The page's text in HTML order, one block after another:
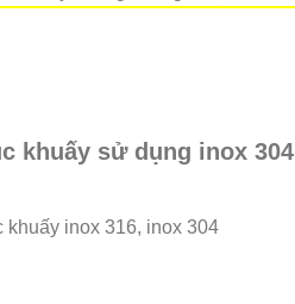
khuấy sử dụng inox 304